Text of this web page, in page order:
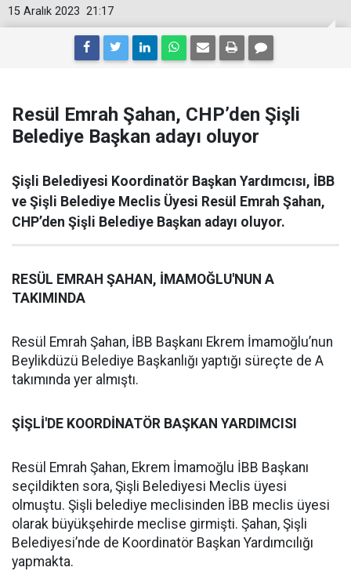
21:17
15 Aralık 2023
Resül Emrah Şahan, CHP’den Şişli
Belediye Başkan adayı oluyor
Şişli Belediyesi Koordinatör Başkan Yardımcısı, İBB
ve Şişli Belediye Meclis Üyesi Resül Emrah Şahan,
CHP’den Şişli Belediye Başkan adayı oluyor.
RESÜL EMRAH ŞAHAN, İMAMOĞLU'NUN A
TAKIMINDA
Resül Emrah Şahan, İBB Başkanı Ekrem İmamoğlu’nun
Beylikdüzü Belediye Başkanlığı yaptığı süreçte de A
takımında yer almıştı.
ŞİŞLİ'DE KOORDİNATÖR BAŞKAN YARDIMCISI
Resül Emrah Şahan, Ekrem İmamoğlu İBB Başkanı
seçildikten sora, Şişli Belediyesi Meclis üyesi
olmuştu. Şişli belediye meclisinden İBB meclis üyesi
olarak büyükşehirde meclise girmişti. Şahan, Şişli
Belediyesi’nde de Koordinatör Başkan Yardımcılığı
yapmakta.